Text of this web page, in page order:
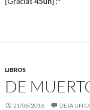
LIBROS
DE
21/06/2016 DEJA UN